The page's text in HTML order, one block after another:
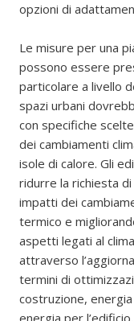
opzioni di
Le misure per una
possono essere
particolare a livello
spazi urbani
con specifiche
dei cambiamenti
isole di calore. Gli
ridurre la richiesta
impatti dei
termico e
aspetti legati al
attraverso
termini di
costruzione,